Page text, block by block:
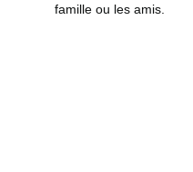
famille ou les amis.